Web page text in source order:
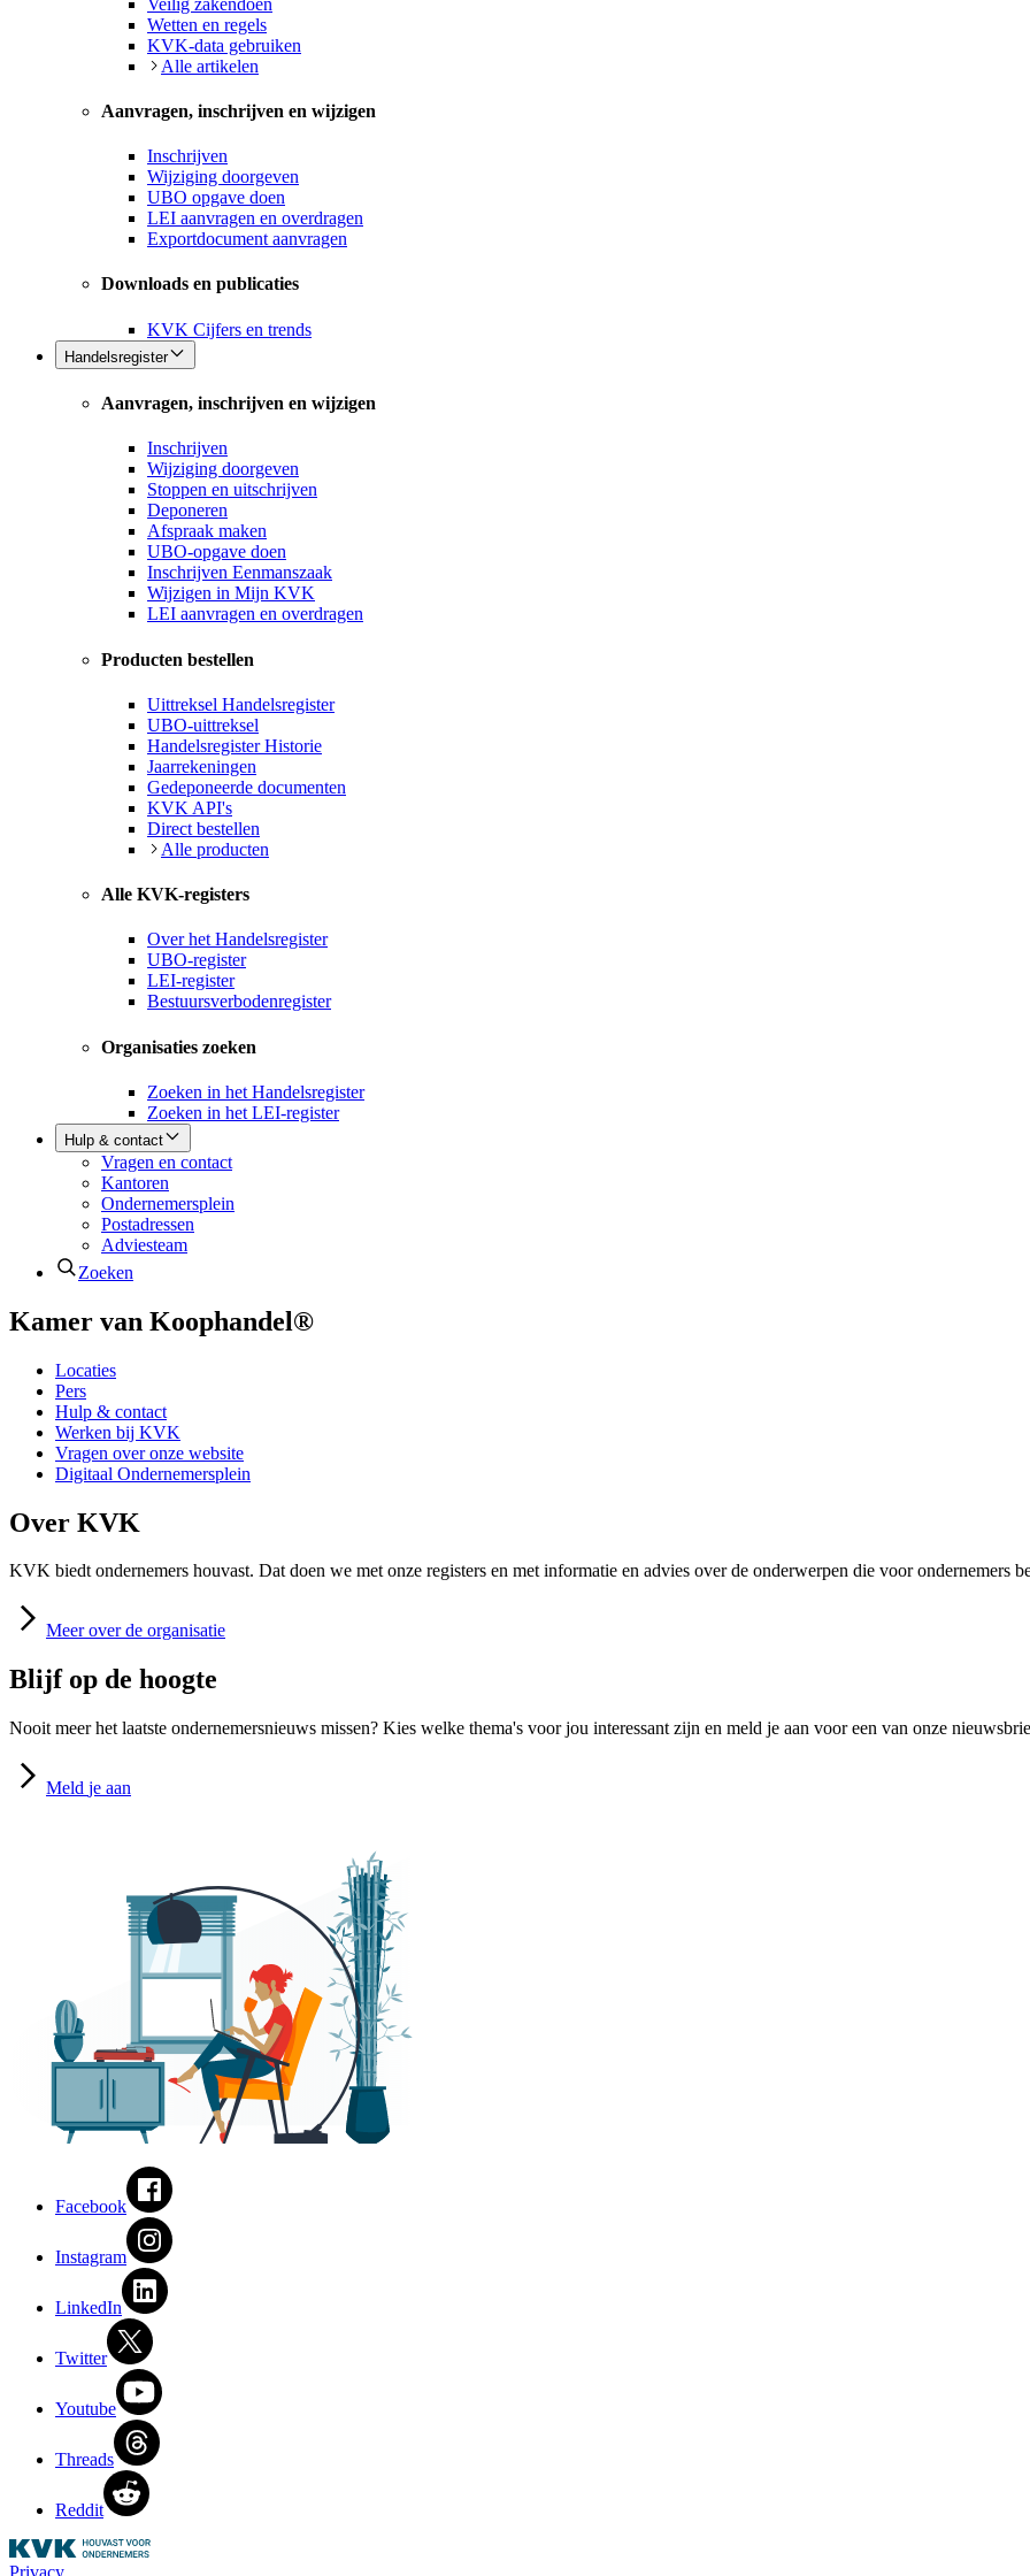
Wetten en regels
KVK-data gebruiken
Alle artikelen
Aanvragen, inschrijven en wijzigen
Inschrijven
Wijziging doorgeven
UBO opgave doen
LEI aanvragen en overdragen
Exportdocument aanvragen
Downloads en publicaties
KVK Cijfers en trends
Handelsregister
Aanvragen, inschrijven en wijzigen
Inschrijven
Wijziging doorgeven
Stoppen en uitschrijven
Deponeren
Afspraak maken
UBO-opgave doen
Inschrijven Eenmanszaak
Wijzigen in Mijn KVK
LEI aanvragen en overdragen
Producten bestellen
Uittreksel Handelsregister
UBO-uittreksel
Handelsregister Historie
Jaarrekeningen
Gedeponeerde documenten
KVK API's
Direct bestellen
Alle producten
Alle KVK-registers
Over het Handelsregister
UBO-register
LEI-register
Bestuursverbodenregister
Organisaties zoeken
Zoeken in het Handelsregister
Zoeken in het LEI-register
Hulp & contact
Vragen en contact
Kantoren
Ondernemersplein
Postadressen
Adviesteam
Zoeken
Kamer van Koophandel®
Locaties
Pers
Hulp & contact
Werken bij KVK
Vragen over onze website
Digitaal Ondernemersplein
Over KVK
KVK biedt ondernemers houvast. Dat doen we met onze registers en met informatie en advies over de onderwerpen die voor ondernemers
Meer over de organisatie
Blijf op de hoogte
Nooit meer het laatste ondernemersnieuws missen? Kies welke thema's voor jou interessant zijn en meld je aan voor een van onze
Meld je aan
Facebook
Instagram
LinkedIn
Twitter
Youtube
Threads
Reddit